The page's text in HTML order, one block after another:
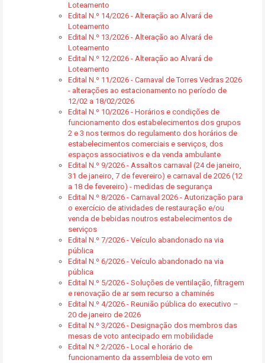
Loteamento
Edital N.º 14/2026 - Alteração ao Alvará de
Loteamento
Edital N.º 13/2026 - Alteração ao Alvará de
Loteamento
Edital N.º 12/2026 - Alteração ao Alvará de
Loteamento
Edital N.º 11/2026 - Carnaval de Torres Vedras 2026
- alterações ao estacionamento no período de
12/02 a 18/02/2026
Edital N.º 10/2026 - Horários e condições de
funcionamento dos estabelecimentos dos grupos
2 e 3 nos termos do regulamento dos horários de
estabelecimentos comerciais e serviços, dos
espaços associativos e da venda ambulante
Edital N.º 9/2026 - Assaltos carnaval (24 de janeiro,
31 de janeiro, 7 de fevereiro) e carnaval de 2026 (12
a 18 de fevereiro) - medidas de segurança
Edital N.º 8/2026 - Carnaval 2026 - Autorização para
o exercício de atividades de restauração e/ou
venda de bebidas noutros estabelecimentos de
serviços
Edital N.º 7/2026 - Veículo abandonado na via
pública
Edital N.º 6/2026 - Veículo abandonado na via
pública
Edital N.º 5/2026 - Soluções de ventilação, filtragem
e renovação de ar sem recurso a chaminés
Edital N.º 4/2026 - Reunião pública do executivo –
20 de janeiro de 2026
Edital N.º 3/2026 - Designação dos membros das
mesas de voto antecipado em mobilidade
Edital N.º 2/2026 - Local e horário de
funcionamento da assembleia de voto em